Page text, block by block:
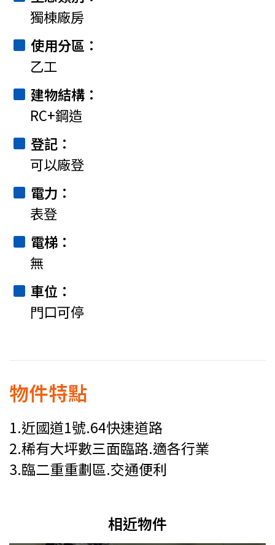
獨棟廠房
使用分區
乙工
建物結構
RC+鋼造
登記
可以廠登
電力
表登
電梯
無
車位
門口可停
物件特點
1.近國道1號.64快速道路
2.稀有大坪數三面臨路.適各行業
3.臨二重重劃區.交通便利
相近物件